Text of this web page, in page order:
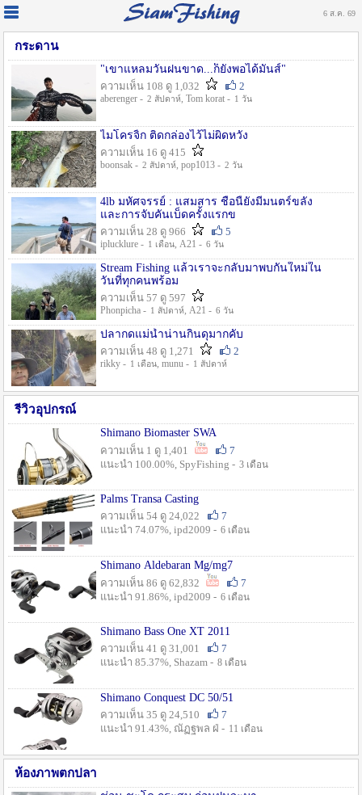
6 ส.ค. 69
กระดาน
"เขาแหลมวันฝนขาด...ก็ยังพอได้มันส์"
ความเห็น 108 ดู 1,032
2
aberenger - 2 สัปดาห์, Tom korat - 1 วัน
ไมโครจิ้ก ติดกล่องไว้ไม่ผิดหวัง
ความเห็น 16 ดู 415
boonsak - 2 สัปดาห์, pop1013 - 2 วัน
4lb มหัศจรรย์ : แสมสาร ชื่อนี้ยังมีมนตร์ขลัง
และการจับคันเบ็ดครั้งแรกข
ความเห็น 28 ดู 966
5
iplucklure - 1 เดือน, A21 - 6 วัน
Stream Fishing แล้วเราจะกลับมาพบกันใหม่ใน
วันที่ทุกคนพร้อม
ความเห็น 57 ดู 597
Phonpicha - 1 สัปดาห์, A21 - 6 วัน
ปลากดแม่น้ำน่านกินดุมากคับ
ความเห็น 48 ดู 1,271
2
rikky - 1 เดือน, munu - 1 สัปดาห์
รีวิวอุปกรณ์
Shimano Biomaster SWA
ความเห็น 1 ดู 1,401
7
แนะนำ 100.00%, SpyFishing - 3 เดือน
Palms Transa Casting
ความเห็น 54 ดู 24,022
7
แนะนำ 74.07%, ipd2009 - 6 เดือน
Shimano Aldebaran Mg/mg7
ความเห็น 86 ดู 62,832
7
แนะนำ 91.86%, ipd2009 - 6 เดือน
Shimano Bass One XT 2011
ความเห็น 41 ดู 31,001
7
แนะนำ 85.37%, Shazam - 8 เดือน
Shimano Conquest DC 50/51
ความเห็น 35 ดู 24,510
7
แนะนำ 91.43%, ณัฏฐพล ฝ่ - 11 เดือน
ห้องภาพตกปลา